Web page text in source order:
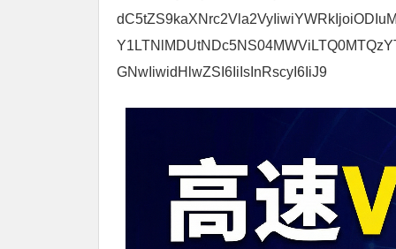
GNwIiwidHlwZSI6IiIsInRscyI6IiJ9